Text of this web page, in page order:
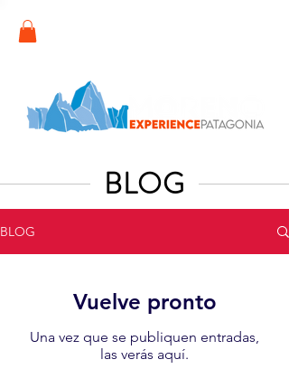
BLOG
BLOG
Vuelve pronto
Una vez que se publiquen entradas,
las verás aquí.